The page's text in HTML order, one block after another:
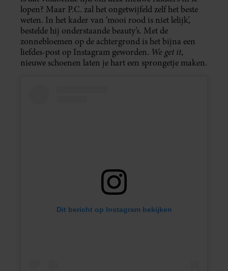
lopen? Maar P.C. zal het ongetwijfeld zelf het beste
weten. In het kader van ‘mooi rood is niet lelijk’,
bestelde hij onderstaande beauty’s. Met de
zonnebloemen op de achtergrond is het bijna een
liefdes-post op Instagram geworden. We get it,
nieuwe schoenen laten je hart een sprongetje maken.
Dit bericht op Instagram bekijken